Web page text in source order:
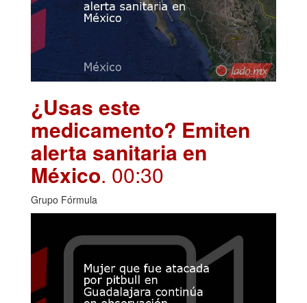
¿Usas este
medicamento? Emiten
alerta sanitaria en
México. 00:30
Grupo Fórmula